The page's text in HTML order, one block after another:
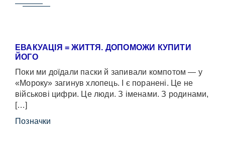
ЕВАКУАЦІЯ = ЖИТТЯ. ДОПОМОЖИ КУПИТИ
ЙОГО
Поки ми доїдали паски й запивали компотом — у
«Мороку» загинув хлопець. І є поранені. Це не
військові цифри. Це люди. З іменами. З родинами,
[…]
Позначки